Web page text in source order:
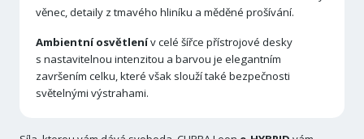
věnec, detaily z tmavého hliníku a měděné prošívání.
Ambientní osvětlenív celé šířce přístrojové desky
s nastavitelnou intenzitou a barvou je elegantním
završením celku, které však slouží také bezpečnosti
světelnými výstrahami.